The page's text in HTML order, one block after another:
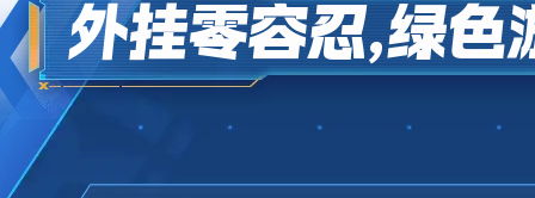
外挂零容忍,绿色